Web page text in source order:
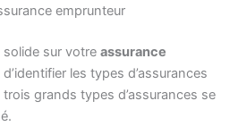
emprunteur
solide sur votre assurance
les types d’assurances
grands types d’assurances se